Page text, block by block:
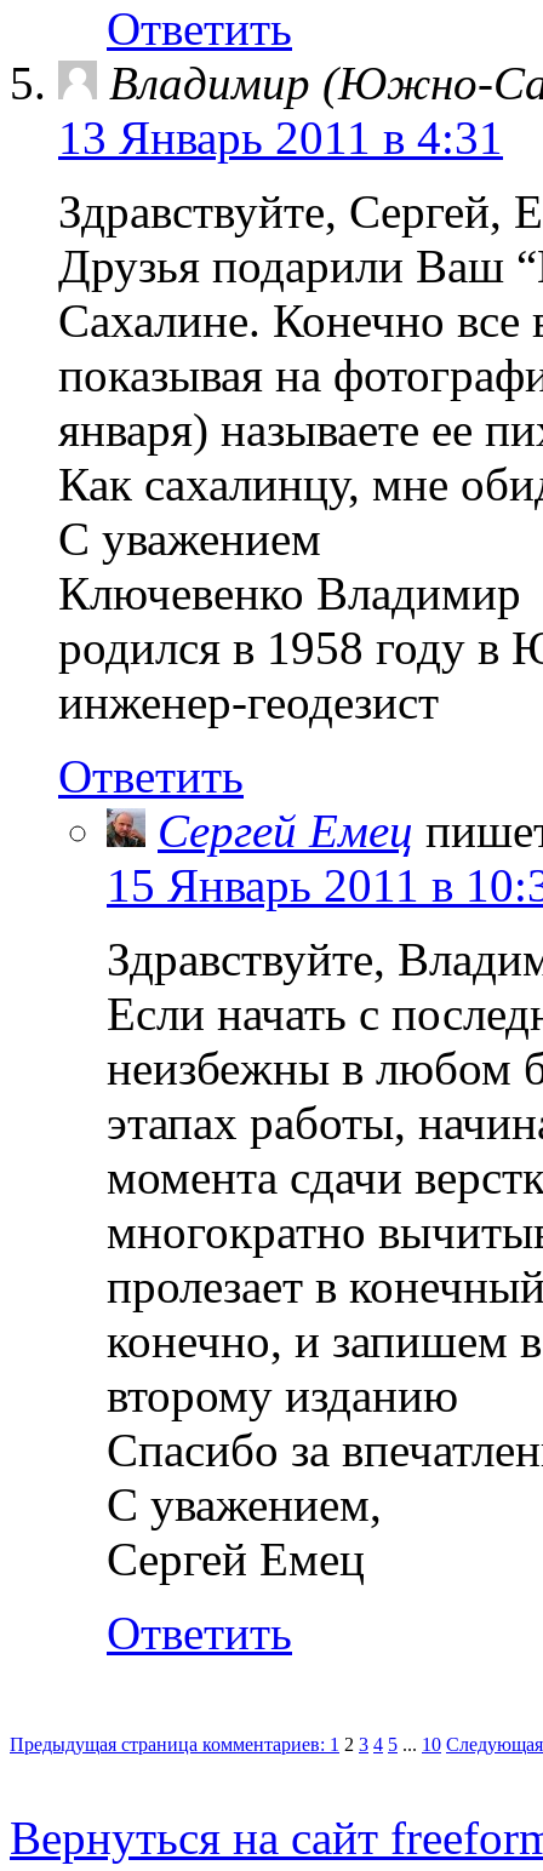
Ответить
Владимир (Южно-
13 Январь 2011 в 4:31
Здравствуйте, Сергей,
Друзья подарили Ваш
Сахалине. Конечно
показывая на
января) называете ее
Как сахалинцу, мне
С уважением
Ключевенко Владимир
родился в 1958 году в
инженер-геодезист
Ответить
Сергей Емец
15 Январь 2011 в
Здравствуйте,
Если начать с
неизбежны в любом
этапах работы,
момента сдачи
многократно
пролезает в
конечно, и запишем
второму изданию
Спасибо за
С уважением,
Сергей Емец
Ответить
Предыдущая страница комментариев: 1 2 3 4 5 ... 10 Следующая
Вернуться на сайт